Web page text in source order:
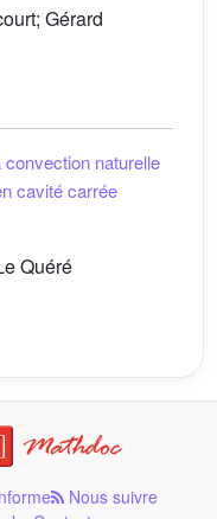
Gérard
naturelle
cavité carrée
Quéré
Nous suivre